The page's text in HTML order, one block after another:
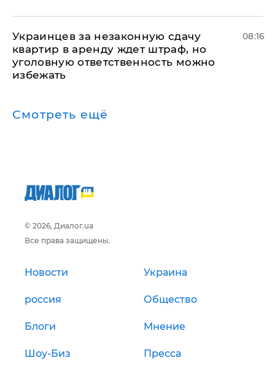
Украинцев за незаконную сдачу
квартир в аренду ждет штраф, но
уголовную ответственность можно
избежать
08:16
Смотреть ещё
© 2026, Диалог.ua
Все права защищены.
Новости Украина
россия Общество
Блоги Мнение
Шоу-Биз Пресса